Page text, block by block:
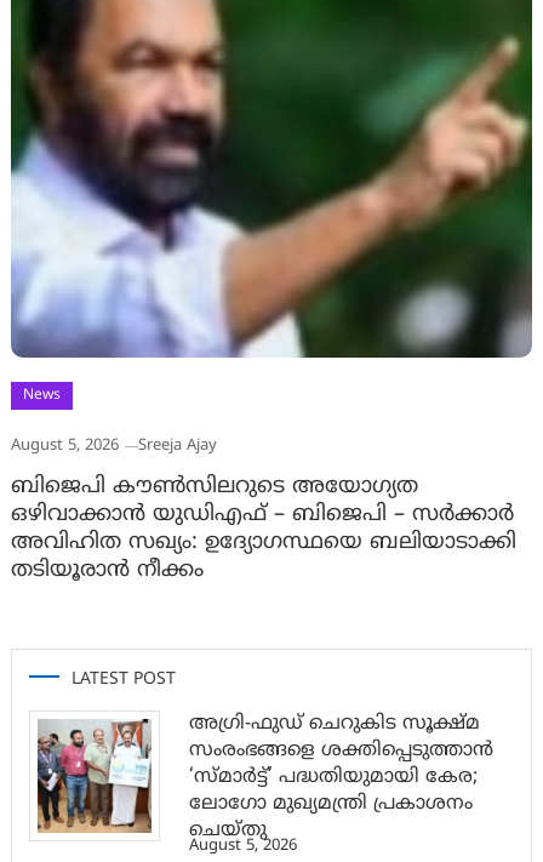
News
August 5, 2026 Sreeja Ajay
ബിജെപി കൗൺസിലറുടെ അയോഗ്യത
ഒഴിവാക്കാൻ യുഡിഎഫ് – ബിജെപി – സർക്കാർ
അവിഹിത സഖ്യം: ഉദ്യോഗസ്ഥയെ ബലിയാടാക്കി
തടിയൂരാൻ നീക്കം
LATEST POST
അഗ്രി-ഫുഡ് ചെറുകിട സൂക്ഷ്മ
സംരംഭങ്ങളെ ശക്തിപ്പെടുത്താന്‍
‘സ്മാര്‍ട്ട്’ പദ്ധതിയുമായി കേര;
ലോഗോ മുഖ്യമന്ത്രി പ്രകാശനം
ചെയ്തു
August 5, 2026